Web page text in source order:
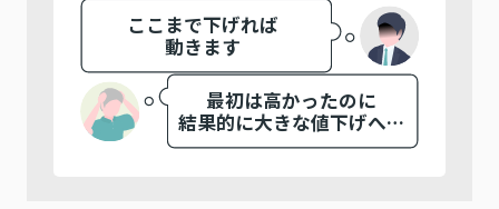
ここまで下げれば
動きます
最初は高かったのに
結果的に大きな値下げへ…